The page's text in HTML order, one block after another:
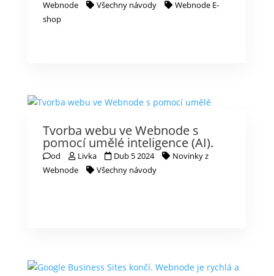
Webnode
Všechny návody
Webnode E-
shop
Tvorba webu ve Webnode s
pomocí umělé inteligence (AI).
od Livka Dub 5 2024
Novinky z
Webnode
Všechny návody